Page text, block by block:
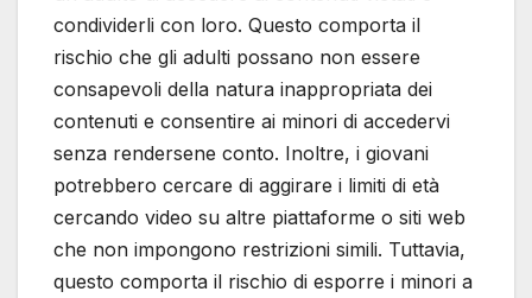
condividerli con loro. Questo comporta il
rischio che gli adulti possano non essere
consapevoli della natura inappropriata dei
contenuti e consentire ai minori di accedervi
senza rendersene conto. Inoltre, i giovani
potrebbero cercare di aggirare i limiti di età
cercando video su altre piattaforme o siti web
che non impongono restrizioni simili. Tuttavia,
questo comporta il rischio di esporre i minori a